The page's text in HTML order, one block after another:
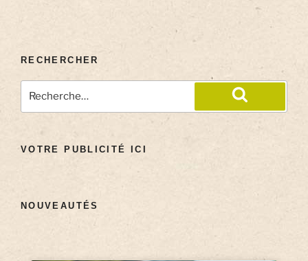
RECHERCHER
VOTRE PUBLICITÉ ICI
NOUVEAUTÉS